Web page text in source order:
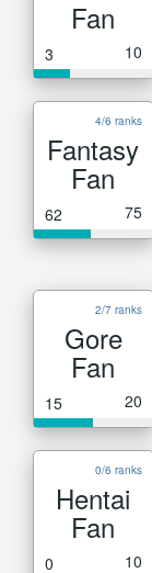
Fan
3 10
4/6 ranks
Fantasy
Fan
62 75
2/7 ranks
Gore
Fan
15 20
0/6 ranks
Hentai
Fan
0 10